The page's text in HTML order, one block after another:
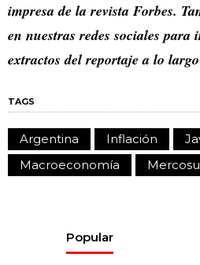
impresa de la revista Forbes.
en nuestras redes sociales para
extractos del reportaje a lo
TAGS
Argentina Inflación
Macroeconomía
Popular